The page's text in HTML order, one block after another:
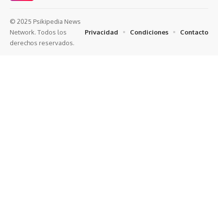
© 2025 Psikipedia News
Network. Todos los
derechos reservados.
Privacidad Condiciones Contacto